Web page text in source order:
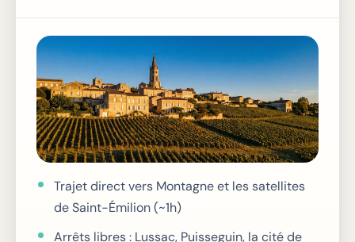
Trajet direct vers Montagne et les satellites
de Saint-Émilion (~1h)
Arrêts libres : Lussac, Puisseguin, la cité de